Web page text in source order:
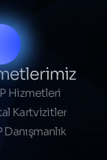
Hizmetleri
Kartvizitler
Danışmanlık